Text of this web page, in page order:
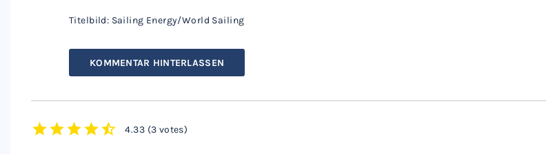
Titelbild: Sailing Energy/World Sailing
KOMMENTAR HINTERLASSEN
4.33 (3 votes)